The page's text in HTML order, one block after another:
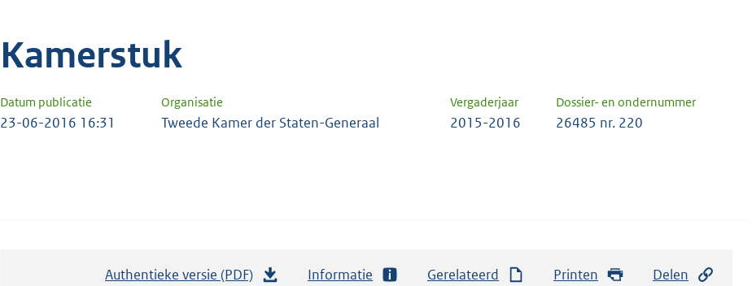
Kamerstuk
Datum publicatie Organisatie Vergaderjaar Dossier- en ondernummer
23-06-2016 16:31 Tweede Kamer der Staten-Generaal 2015-2016 26485 nr. 220
Authentieke versie (PDF) Informatie Gerelateerd Printen Delen